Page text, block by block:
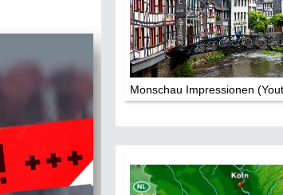
Monschau Impressionen